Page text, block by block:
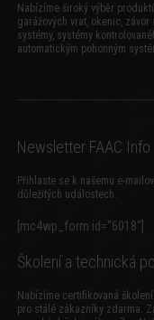
Nabízíme široký výběr
garážových vrat, okenic,
systémy, systémy
automatickým pohonným
Newsletter FAAC Info
Přihlaste se k našemu e-
důležitých událostech.
[mc4wp_form id=“6018″]
Školení a technická
Nabízíme certifikovaná
pro stálé zákazníky zdarma.